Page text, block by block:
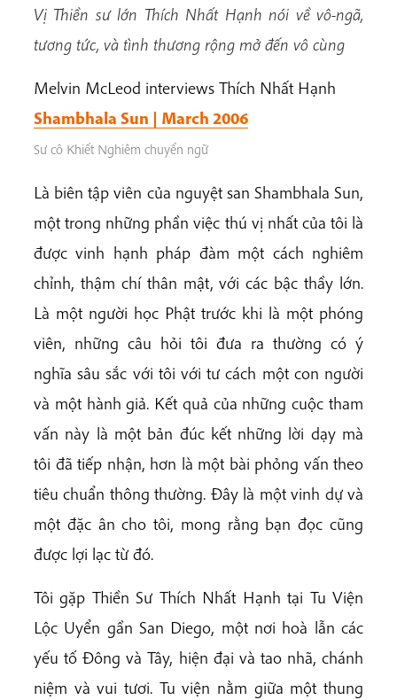
Vị Thiền sư lớn Thích Nhất Hạnh nói về vô-ngã,
tương tức, và tình thương rộng mở đến vô cùng
Melvin McLeod interviews Thích Nhất Hạnh
Shambhala Sun | March 2006
Sư cô Khiết Nghiêm chuyển ngữ
Là biên tập viên của nguyệt san Shambhala Sun,
một trong những phần việc thú vị nhất của tôi là
được vinh hạnh pháp đàm một cách nghiêm
chỉnh, thậm chí thân mật, với các bậc thầy lớn.
Là một người học Phật trước khi là một phóng
viên, những câu hỏi tôi đưa ra thường có ý
nghĩa sâu sắc với tôi với tư cách một con người
và một hành giả. Kết quả của những cuộc tham
vấn này là một bản đúc kết những lời dạy mà
tôi đã tiếp nhận, hơn là một bài phỏng vấn theo
tiêu chuẩn thông thường. Đây là một vinh dự và
một đặc ân cho tôi, mong rằng bạn đọc cũng
được lợi lạc từ đó.
Tôi gặp Thiền Sư Thích Nhất Hạnh tại Tu Viện
Lộc Uyển gần San Diego, một nơi hoà lẫn các
yếu tố Đông và Tây, hiện đại và tao nhã, chánh
niệm và vui tươi. Tu viện nằm giữa một thung